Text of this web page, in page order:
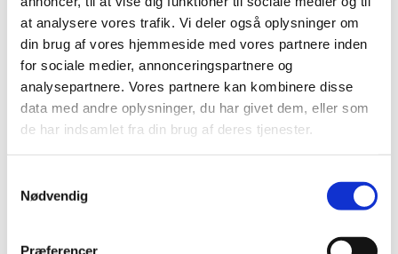
at analysere vores trafik. Vi deler også oplysninger om
din brug af vores hjemmeside med vores partnere inden
for sociale medier, annonceringspartnere og
analysepartnere. Vores partnere kan kombinere disse
data med andre oplysninger, du har givet dem, eller som
de har indsamlet fra din brug af deres tjenester.
Nødvendig
Præferencer